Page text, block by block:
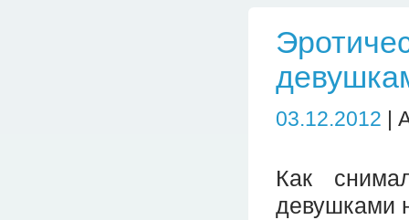
03.12.2012 |
Как
девушками